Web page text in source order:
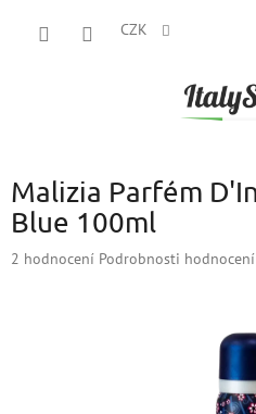
CZK
Malizia Parfém
Blue 100ml
Průměrné
2 hodnocení Podrobnosti hodnocení